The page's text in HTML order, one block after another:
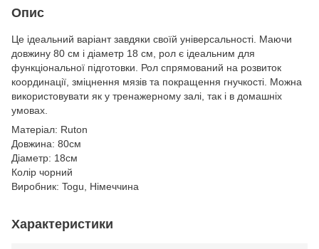
Опис
Це ідеальний варіант завдяки своїй універсальності. Маючи
довжину 80 см і діаметр 18 см, рол є ідеальним для
функціональної підготовки. Рол спрямований на розвиток
координації, зміцнення мязів та покращення гнучкості. Можна
використовувати як у тренажерному залі, так і в домашніх
умовах.
Матеріал: Ruton
Довжина: 80см
Діаметр: 18см
Колір чорний
Виробник: Togu, Німеччина
Характеристики